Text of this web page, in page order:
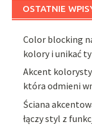
OSTATNIE
Color blocking
kolory i unikać
Akcent
która odmieni
Ściana
łączy styl z